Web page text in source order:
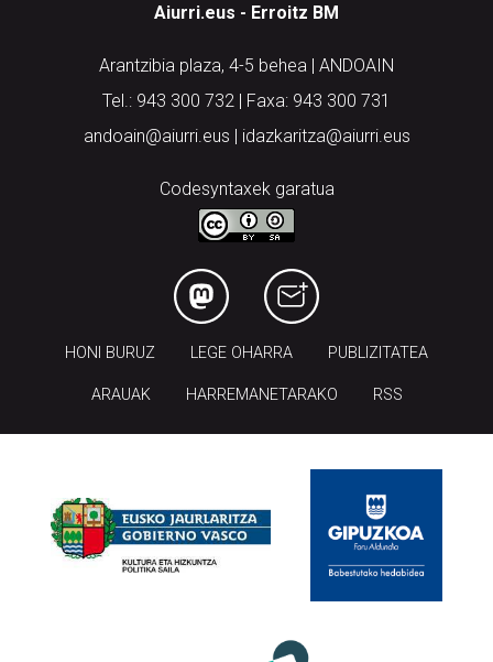
Aiurri.eus - Erroitz BM
Arantzibia plaza, 4-5 behea | ANDOAIN
Tel.: 943 300 732 | Faxa: 943 300 731
andoain@aiurri.eus | idazkaritza@aiurri.eus
Codesyntaxek garatua
HONI BURUZ LEGE OHARRA PUBLIZITATEA
ARAUAK HARREMANETARAKO RSS